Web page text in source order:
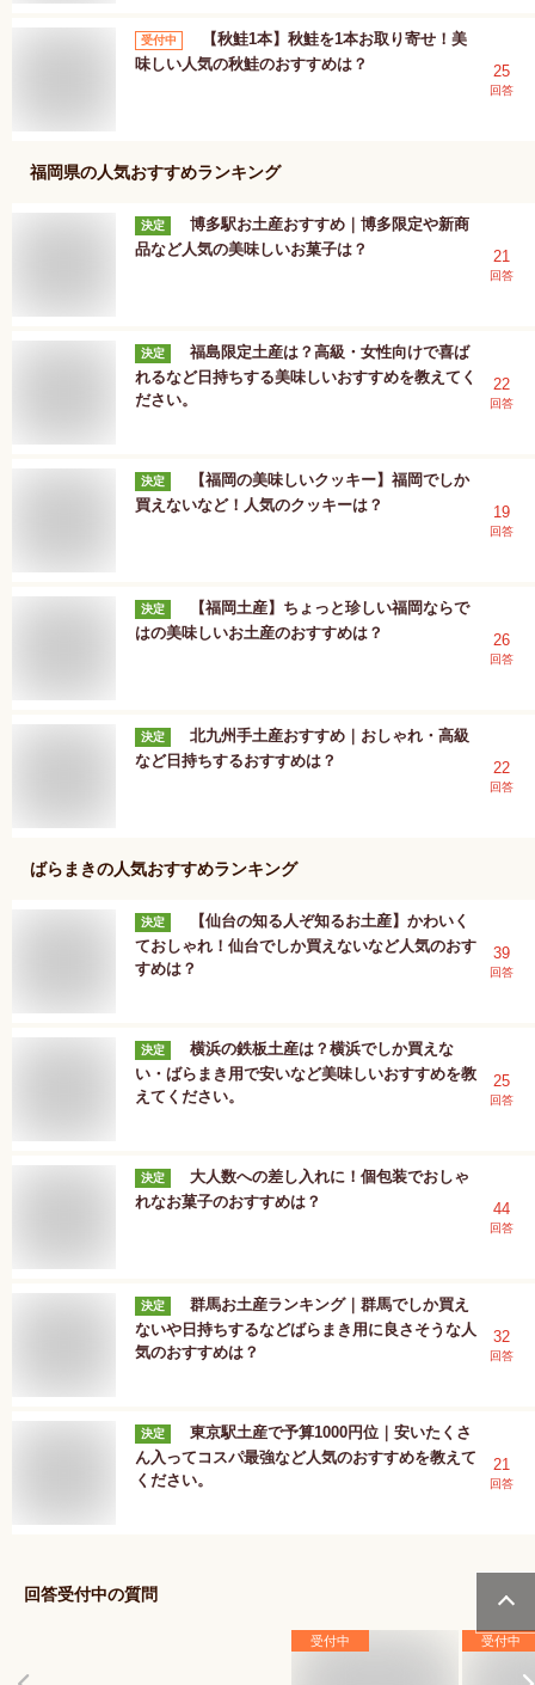
受付中
【秋鮭1本】秋鮭を1本お取り寄せ！美
味しい人気の秋鮭のおすすめは？
25
回答
福岡県の人気おすすめランキング
決定
博多駅お土産おすすめ｜博多限定や新商
品など人気の美味しいお菓子は？
21
回答
決定
福島限定土産は？高級・女性向けで喜ば
れるなど日持ちする美味しいおすすめを教えてく
ださい。
22
回答
決定
【福岡の美味しいクッキー】福岡でしか
買えないなど！人気のクッキーは？
19
回答
決定
【福岡土産】ちょっと珍しい福岡ならで
はの美味しいお土産のおすすめは？
26
回答
決定
北九州手土産おすすめ｜おしゃれ・高級
など日持ちするおすすめは？
22
回答
ばらまきの人気おすすめランキング
決定
【仙台の知る人ぞ知るお土産】かわいく
ておしゃれ！仙台でしか買えないなど人気のおす
すめは？
39
回答
決定
横浜の鉄板土産は？横浜でしか買えな
い・ばらまき用で安いなど美味しいおすすめを教
えてください。
25
回答
決定
大人数への差し入れに！個包装でおしゃ
れなお菓子のおすすめは？
44
回答
決定
群馬お土産ランキング｜群馬でしか買え
ないや日持ちするなどばらまき用に良さそうな人
気のおすすめは？
32
回答
決定
東京駅土産で予算1000円位｜安いたくさ
ん入ってコスパ最強など人気のおすすめを教えて
ください。
21
回答
回答受付中の質問
受付中 受付中